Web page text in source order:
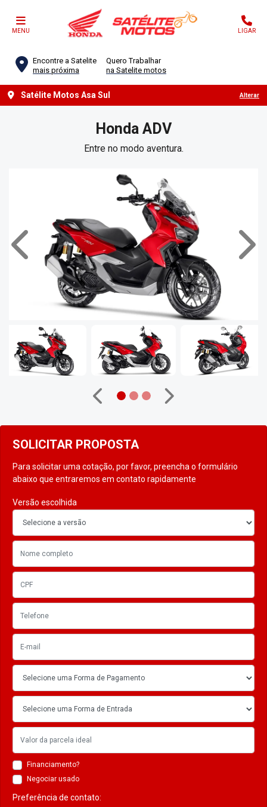
MENU LIGAR
Encontre a Satelite
mais próxima
Quero Trabalhar
na Satelite motos
Satélite Motos Asa Sul Alterar
Honda ADV
Entre no modo aventura.
SOLICITAR PROPOSTA
Para solicitar uma cotação, por favor, preencha o formulário
abaixo que entraremos em contato rapidamente
Versão escolhida
Financiamento?
Negociar usado
Preferência de contato:
Anterior
Anterior Próximo